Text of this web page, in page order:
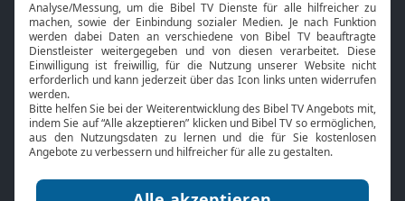
Nächster Gottesdienst
Bibel TV
Über uns
Jobs
Mediadaten
Service
Kontakt
TV-Empfang